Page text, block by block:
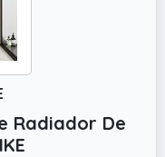
Radiador De